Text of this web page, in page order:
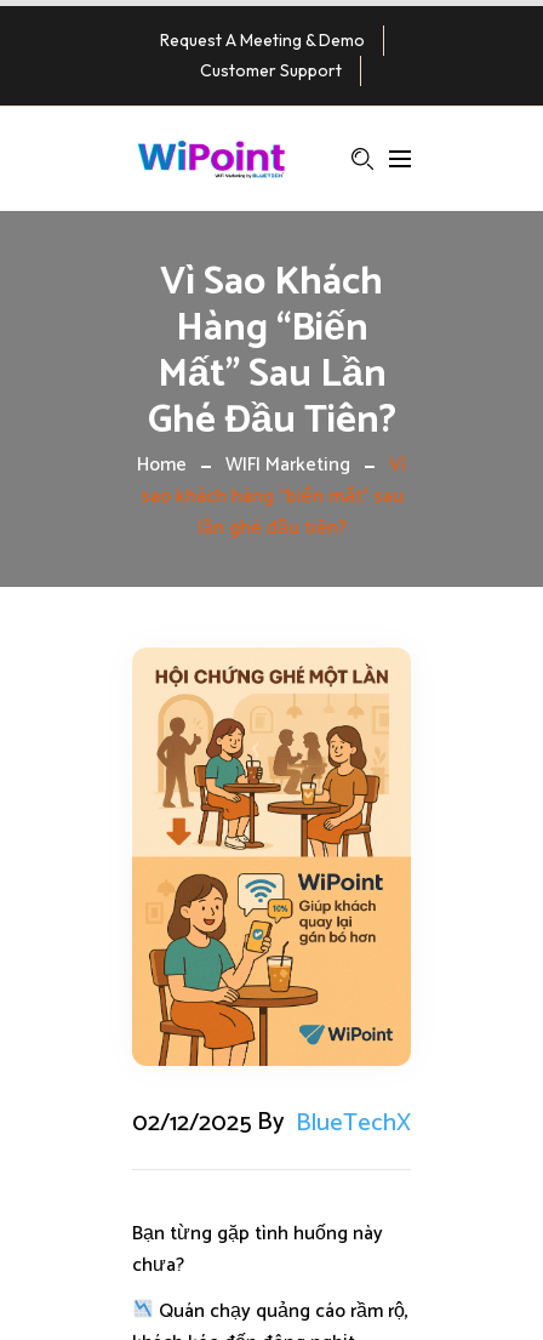
Request A Meeting & Demo
Customer Support
Vì Sao Khách
Hàng “biến
Mất” Sau Lần
Ghé Đầu Tiên?
Home WIFI Marketing
Vì
sao khách hàng “biến mất” sau
lần ghé đầu tiên?
02/12/2025 By BlueTechX
Bạn từng gặp tình huống này
chưa?
Quán chạy quảng cáo rầm rộ,